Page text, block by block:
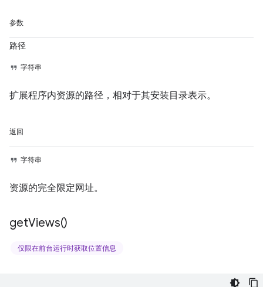
参数
路径
字符串
扩展程序内资源的路径，相对于其安装目录表示。
返回
字符串
资源的完全限定网址。
getViews()
仅限在前台运行时获取位置信息